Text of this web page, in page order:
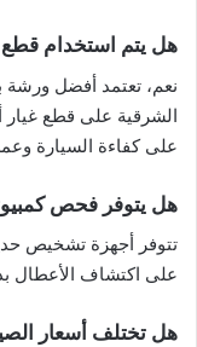
هل يتم استخدام قطع
نعم، تعتمد أفضل ورشة
الشرقية على قطع غيار
على كفاءة السيارة
هل يتوفر فحص
تتوفر أجهزة تشخيص
على اكتشاف الأعطال
هل تختلف أسعار